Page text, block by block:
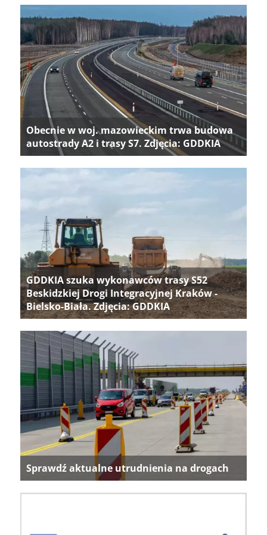
Obecnie w woj. mazowieckim trwa budowa
autostrady A2 i trasy S7. Zdjęcia: GDDKIA
GDDKIA szuka wykonawców trasy S52
Beskidzkiej Drogi Integracyjnej Kraków -
Bielsko-Biała. Zdjęcia: GDDKIA
Sprawdź aktualne utrudnienia na drogach